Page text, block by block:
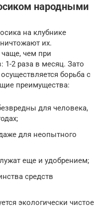
народными
на клубнике
их.
чаще, чем при
1-2 раза в месяц. Зато
борьба с
преимущества:
для человека,
для неопытного
еще и удобрением;
средств
экологически чистое